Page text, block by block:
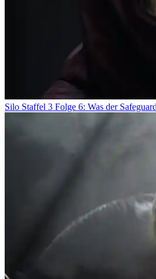
Silo Staffel 3 Folge 6: Was der